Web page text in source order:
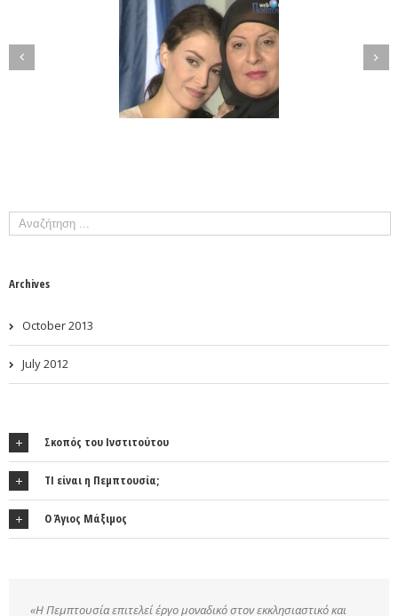
Archives
October 2013
July 2012
Σκοπός του Ινστιτούτου
ΤΙ είναι η Πεμπτουσία;
Ο Άγιος Μάξιμος
«Η Πεμπτουσία επιτελεί έργο μοναδικό στον εκκλησιαστικό και